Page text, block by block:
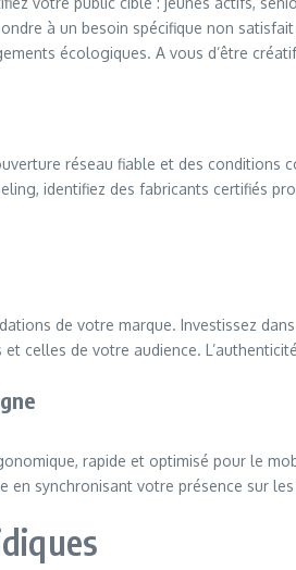
à un besoin spécifique non
écologiques. A vous d’être
réseau fiable et des conditions
identifiez des fabricants certifiés
de votre marque. Investissez
celles de votre audience.
rapide et optimisé pour le
synchronisant votre présence sur